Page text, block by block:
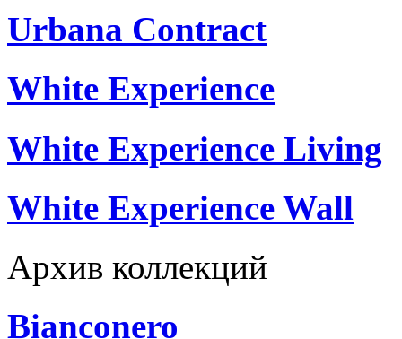
Urbana Contract
White Experience
White Experience Living
White Experience Wall
Архив коллекций
Bianconero